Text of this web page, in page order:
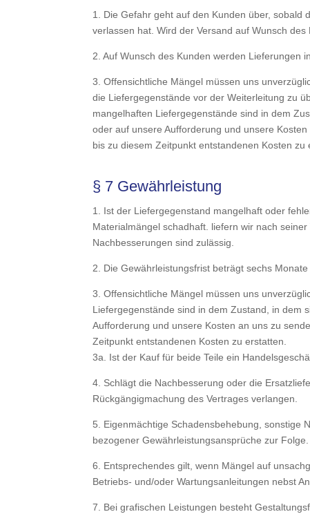
1. Die Gefahr geht auf den Kunden über, sobald
verlassen hat. Wird der Versand auf Wunsch
2. Auf Wunsch des Kunden werden Lieferungen
3. Offensichtliche Mängel müssen uns
die Liefergegenstände vor der Weiterleitung zu
mangelhaften Liefergegenstände sind in dem
oder auf unsere Aufforderung und unsere
bis zu diesem Zeitpunkt entstandenen Kosten zu
§ 7 Gewährleistung
1. Ist der Liefergegenstand mangelhaft oder
Materialmängel schadhaft. liefern wir nach
Nachbesserungen sind zulässig.
2. Die Gewährleistungsfrist beträgt sechs
3. Offensichtliche Mängel müssen uns
Liefergegenstände sind in dem Zustand, in dem
Aufforderung und unsere Kosten an uns zu
Zeitpunkt entstandenen Kosten zu erstatten.
3a. Ist der Kauf für beide Teile ein
4. Schlägt die Nachbesserung oder die
Rückgängigmachung des Vertrages verlangen.
5. Eigenmächtige Schadensbehebung, sonstige
bezogener Gewährleistungsansprüche zur
6. Entsprechendes gilt, wenn Mängel auf
Betriebs- und/oder Wartungsanleitungen nebst
7. Bei grafischen Leistungen besteht